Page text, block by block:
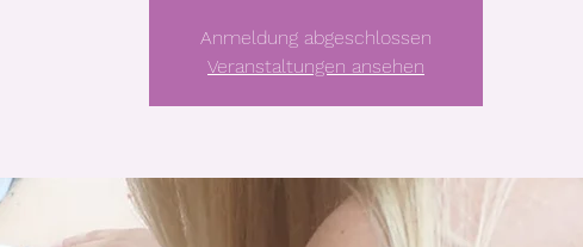
Anmeldung abgeschlossen
Veranstaltungen ansehen